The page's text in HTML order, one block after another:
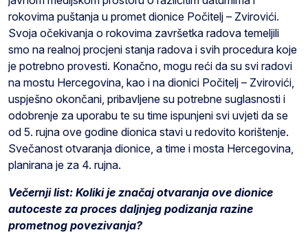
rokovima puštanja u promet dionice Počitelj – Zvirovići.
Svoja očekivanja o rokovima završetka radova temeljili
smo na realnoj procjeni stanja radova i svih procedura koje
je potrebno provesti. Konačno, mogu reći da su svi radovi
na mostu Hercegovina, kao i na dionici Počitelj – Zvirovići,
uspješno okončani, pribavljene su potrebne suglasnosti i
odobrenje za uporabu te su time ispunjeni svi uvjeti da se
od 5. rujna ove godine dionica stavi u redovito korištenje.
Svečanost otvaranja dionice, a time i mosta Hercegovina,
planirana je za 4. rujna.
Večernji list: Koliki je značaj otvaranja ove dionice
autoceste za proces daljnjeg podizanja razine
prometnog povezivanja?